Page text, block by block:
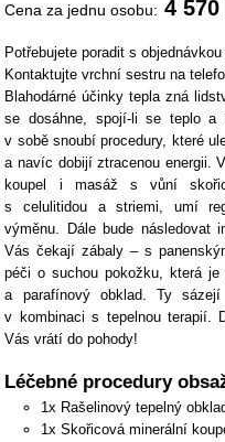
Cena za jednu osobu: 4
Potřebujete poradit s
Kontaktujte vrchní sestru na
Blahodárné účinky tepla zná
se dosáhne, spojí-li se teplo a
v sobě snoubí procedury, které
a navíc dobijí ztracenou energii.
koupel i masáž s vůní
s celulitidou a striemi, umí
výměnu. Dále bude následovat
Vás čekají zábaly – s
péči o suchou pokožku, která
a parafínový obklad. Ty
v kombinaci s tepelnou terapií.
Vás vrátí do pohody!
Léčebné procedury
1x Rašelinový tepelný
1x Skořicová minerální